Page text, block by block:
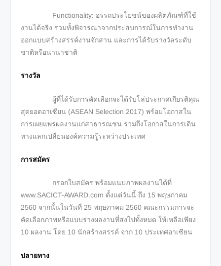
Functionality: อรรถประโยชน์ของผลิตภัณฑ์ที่ใช้
งานได้จริง รวมทั้งพิจารณาจากประสบการณ์ในการทำงาน
ออกแบบสร้างสรรค์งานจักสาน และการได้รับรางวัลระดับ
ชาติหรือนานาชาติ
รางวัล
ผู้ที่ได้รับการคัดเลือกจะได้รับโล่ประกาศเกียรติคุณ
สุดยอดอาเซียน (ASEAN Selection 2017) พร้อมโอกาสใน
การเผยแพร่ผลงานแก่สาธารณชน รวมถึงโอกาสในการเดิน
ทางแลกเปลี่ยนองค์ความรู้ระหว่างประเทศ
การสมัคร
กรอกใบสมัคร พร้อมแนบภาพผลงานได้ที่
www.SACICT-AWARD.com ตั้งแต่วันนี้ ถึง 15 พฤษภาคม
2560 จากนั้นในวันที่ 25 พฤษภาคม 2560 คณะกรรมการจะ
คัดเลือกภาพหรือแบบร่างผลงานที่ส่งไปทั้งหมด ให้เหลือเพียง
10 ผลงาน โดย 10 นักสร้างสรรค์ จาก 10 ประเทศอาเซียน
ปลายทาง